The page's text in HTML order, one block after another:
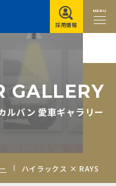
MENU
採用情報
GALLERY
ルバン 愛車ギャラリー
ハイラックス × RAYS